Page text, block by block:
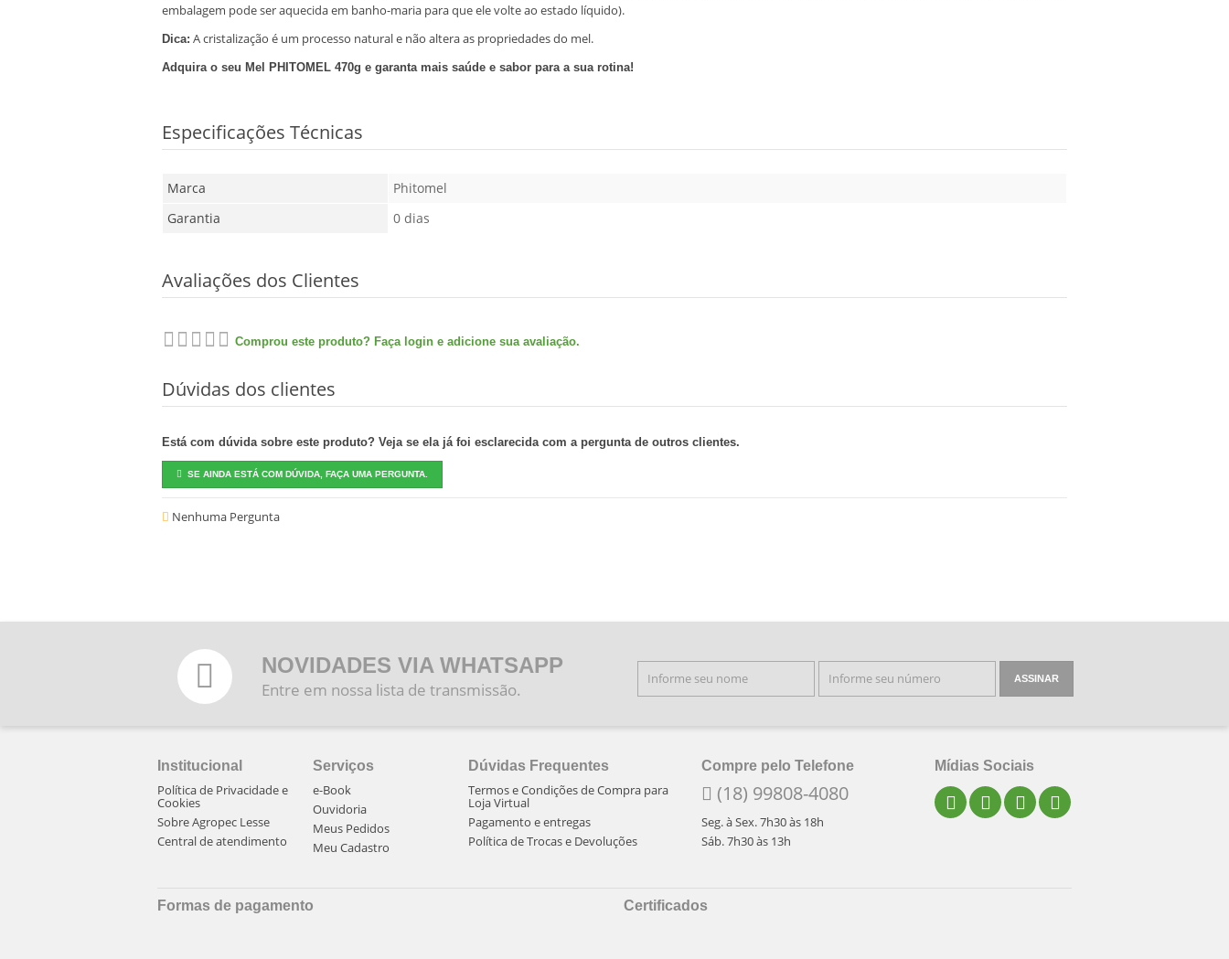
embalagem pode ser aquecida em banho-maria para que ele volte ao estado líquido).
Dica: A cristalização é um processo natural e não altera as propriedades do mel.
Adquira o seu Mel PHITOMEL 470g e garanta mais saúde e sabor para a sua rotina!
Especificações Técnicas
Marca
Phitomel
Garantia
0 dias
Avaliações dos Clientes
Comprou este produto? Faça login e adicione sua avaliação.
Dúvidas dos clientes
Está com dúvida sobre este produto? Veja se ela já foi esclarecida com a pergunta de outros clientes.
SE AINDA ESTÁ COM DÚVIDA, FAÇA UMA PERGUNTA.
Nenhuma Pergunta
NOVIDADES VIA WHATSAPP
Entre em nossa lista de transmissão.
ASSINAR
Institucional
Política de Privacidade e
Cookies
Sobre Agropec Lesse
Central de atendimento
Serviços
e-Book
Ouvidoria
Meus Pedidos
Meu Cadastro
Dúvidas Frequentes
Termos e Condições de Compra para
Loja Virtual
Pagamento e entregas
Política de Trocas e Devoluções
Compre pelo Telefone
(18) 99808-4080
Seg. à Sex. 7h30 às 18h
Sáb. 7h30 às 13h
Mídias Sociais
Formas de pagamento Certificados